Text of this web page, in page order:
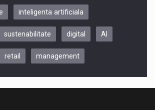
it Happen!, CLUJ, 9 Decembrie
inteligenta artificiala
sustenabilitate digital AI
retail management